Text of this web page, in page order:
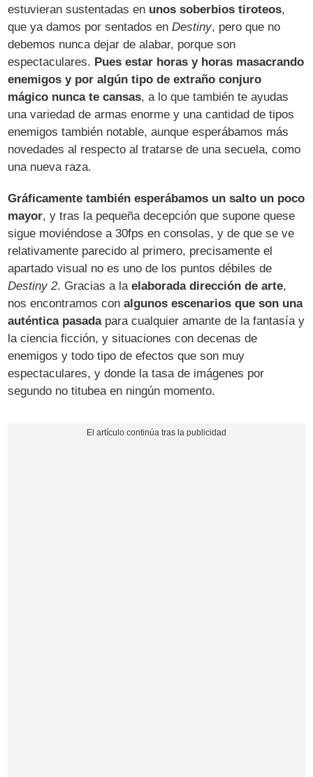
estuvieran sustentadas en unos soberbios tiroteos,
que ya damos por sentados enDestiny, pero que no
debemos nunca dejar de alabar, porque son
espectaculares. Pues estar horas y horas masacrando
enemigos y por algún tipo de extraño conjuro
mágico nunca te cansas, a lo que también te ayudas
una variedad de armas enorme y una cantidad de tipos
enemigos también notable, aunque esperábamos más
novedades al respecto al tratarse de una secuela, como
una nueva raza.
Gráficamente también esperábamos un salto un poco
mayor, y tras la pequeña decepción que supone quese
sigue moviéndose a 30fps en consolas, y de que se ve
relativamente parecido al primero, precisamente el
apartado visual no es uno de los puntos débiles de
Destiny 2. Gracias a laelaborada dirección de arte,
nos encontramos conalgunos escenarios que son una
auténtica pasadapara cualquier amante de la fantasía y
la ciencia ficción, y situaciones con decenas de
enemigos y todo tipo de efectos que son muy
espectaculares, y donde la tasa de imágenes por
segundo no titubea en ningún momento.